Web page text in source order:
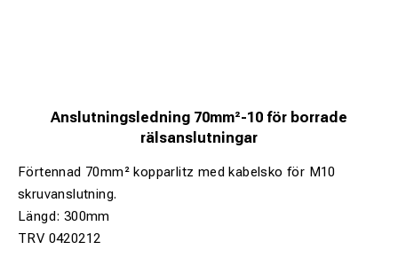
Anslutningsledning 70mm²-10 för borrade
rälsanslutningar
Förtennad 70mm² kopparlitz med kabelsko för M10
skruvanslutning.
Längd: 300mm
TRV 0420212